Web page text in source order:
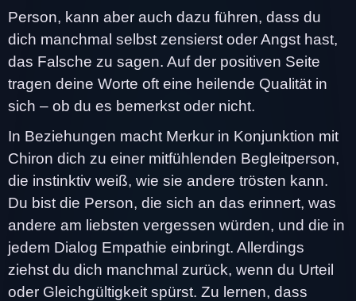
Person, kann aber auch dazu führen, dass du
dich manchmal selbst zensierst oder Angst hast,
das Falsche zu sagen. Auf der positiven Seite
tragen deine Worte oft eine heilende Qualität in
sich – ob du es bemerkst oder nicht.
In Beziehungen macht Merkur in Konjunktion mit
Chiron dich zu einer mitfühlenden Begleitperson,
die instinktiv weiß, wie sie andere trösten kann.
Du bist die Person, die sich an das erinnert, was
andere am liebsten vergessen würden, und die in
jedem Dialog Empathie einbringt. Allerdings
ziehst du dich manchmal zurück, wenn du Urteil
oder Gleichgültigkeit spürst. Zu lernen, dass